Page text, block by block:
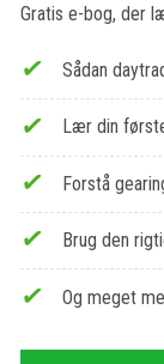
Gratis e-bog, der
Sådan
Lær din
Forstå
Brug den
Og meget